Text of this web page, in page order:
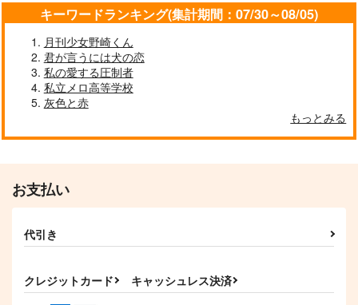
もっと新刀さんいらっ
幸漫
菊一文字
サンプル
刀さに本６
1,998円（税込）
猫の耳に念仏 夏
715円
刀剣乱舞
小夜左文字
日本号
左文字兄弟
サンプル
道草ランプ
専売 1,887円（税込）
蛇瓜再録集 参 本丸
ランナー
小夜左文字
男審神者
キーワードランキング(集計期間：07/30～08/05)
月刊少女野崎くん
君が言うには犬の恋
私の愛する圧制者
私立メロ高等学校
灰色と赤
もっとみる
お支払い
代引き
クレジットカード キャッシュレス決済